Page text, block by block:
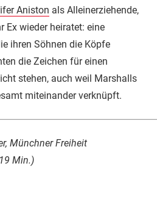
Aniston als Alleinerziehende,
Ex wieder heiratet: eine
ihren Söhnen die Köpfe
die Zeichen für einen
stehen, auch weil Marshalls
miteinander verknüpft.
Münchner Freiheit
Min.)